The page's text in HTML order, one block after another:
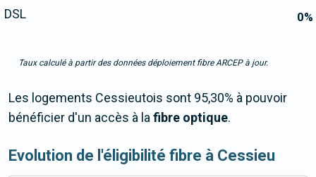
0%
DSL
Taux calculé à partir des données déploiement fibre ARCEP à jour.
Les logements Cessieutois sont 95,30% à pouvoir
bénéficier d'un accès à lafibre optique.
Evolution de l'éligibilité fibre à Cessieu